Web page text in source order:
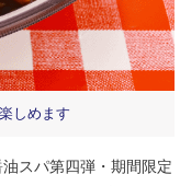
しめます
スパ第四弾・期間限定